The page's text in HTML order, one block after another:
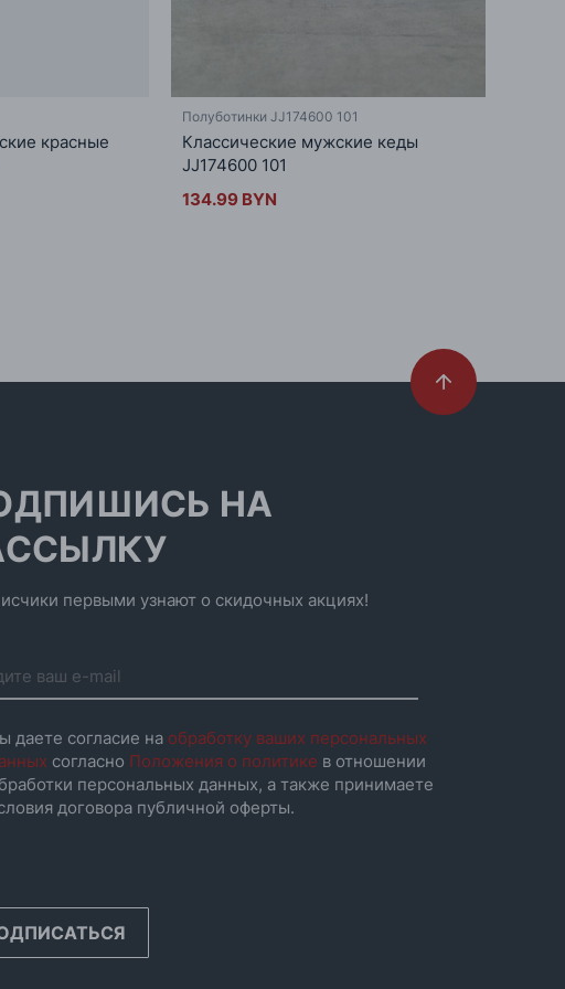
красные
Полуботинки JJ174600 101
Классические мужские кеды
JJ174600 101
134.99 BYN
НА
первыми узнают о скидочных акциях!
даете согласие на обработку ваших персональных
согласно Положения о политике в отношении
персональных данных, а также принимаете
договора публичной оферты.